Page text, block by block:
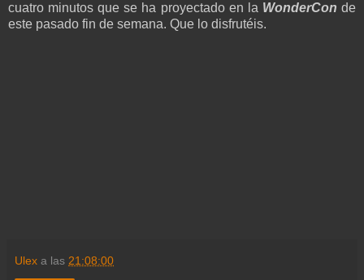
cuatro minutos que se ha proyectado en la WonderCon de
este pasado fin de semana. Que lo disfrutéis.
Ulex a las 21:08:00